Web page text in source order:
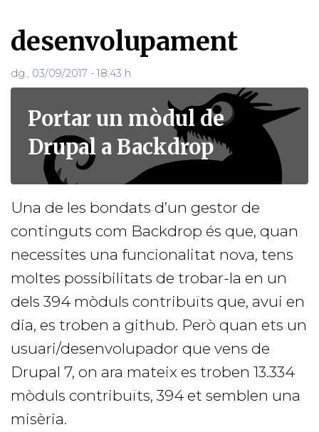
desenvolupament
dg., 03/09/2017 - 18:43 h
Portar un mòdul de
Drupal a Backdrop
Una de les bondats d’un gestor de
continguts com Backdrop és que, quan
necessites una funcionalitat nova, tens
moltes possibilitats de trobar-la en un
dels 394 mòduls contribuïts que, avui en
dia, es troben a github. Però quan ets un
usuari/desenvolupador que vens de
Drupal 7, on ara mateix es troben 13.334
mòduls contribuïts, 394 et semblen una
misèria.